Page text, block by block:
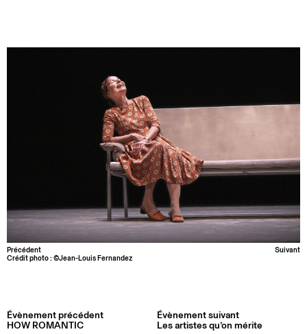
Précédent
Suivant
Crédit photo : ©Jean-Louis Fernandez
Évènement précédent
HOW ROMANTIC
Évènement suivant
Les artistes qu’on mérite